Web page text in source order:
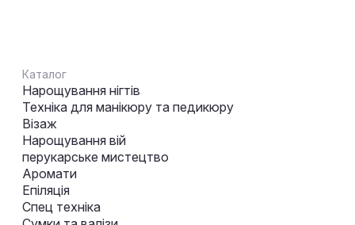
Каталог
Нарощування нігтів
Техніка для манікюру та педикюру
Візаж
Нарощування вій
перукарське мистецтво
Аромати
Епіляція
Спец техніка